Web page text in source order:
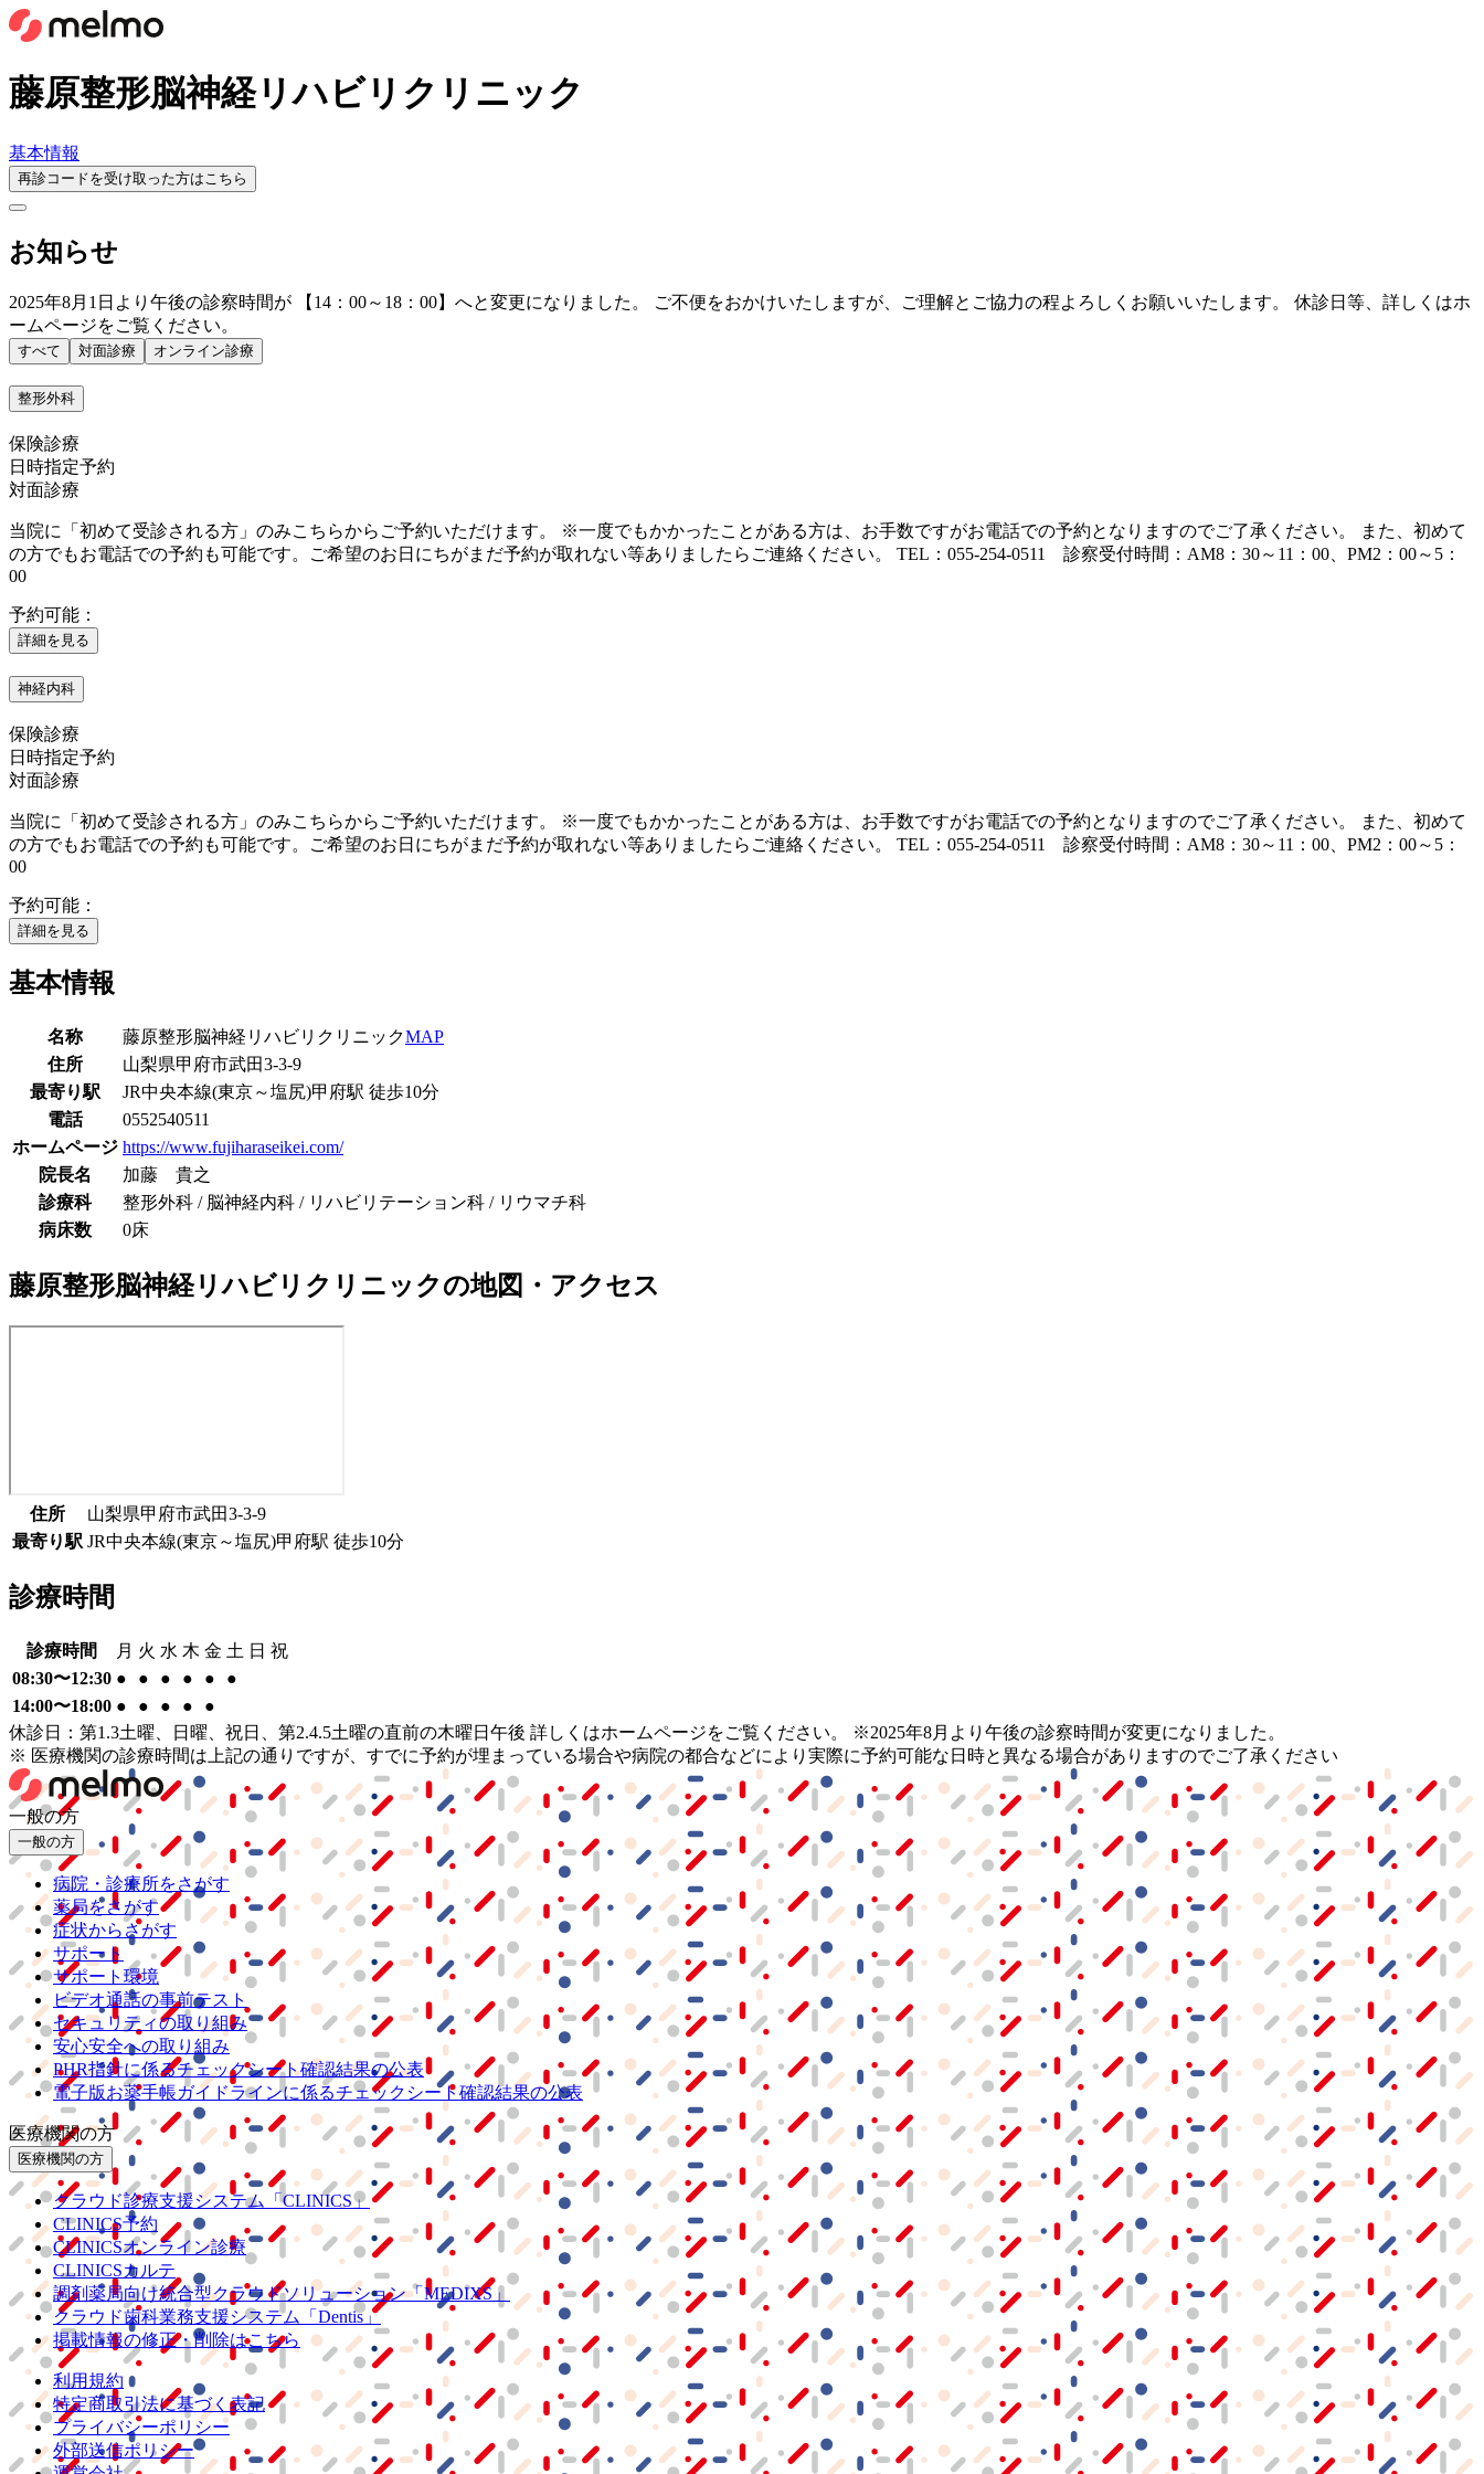
藤原整形脳神経リハビリクリニック
基本情報
再診コードを受け取った方はこちら
お知らせ
2025年8月1日より午後の診察時間が 【14：00～18：00】へと変更になりました。 ご不便をおかけいたしますが、ご理解とご協力の程よろしくお願いいたします。 休診日等、詳しくはホ
ームページをご覧ください。
すべて 対面診療 オンライン診療
整形外科
保険診療
日時指定予約
対面診療
当院に「初めて受診される方」のみこちらからご予約いただけます。 ※一度でもかかったことがある方は、お手数ですがお電話での予約となりますのでご了承ください。 また、初めて
の方でもお電話での予約も可能です。ご希望のお日にちがまだ予約が取れない等ありましたらご連絡ください。 TEL：055-254-0511 診察受付時間：AM8：30～11：00、PM2：00～5：
00
予約可能：
詳細を見る
神経内科
保険診療
日時指定予約
対面診療
当院に「初めて受診される方」のみこちらからご予約いただけます。 ※一度でもかかったことがある方は、お手数ですがお電話での予約となりますのでご了承ください。 また、初めて
の方でもお電話での予約も可能です。ご希望のお日にちがまだ予約が取れない等ありましたらご連絡ください。 TEL：055-254-0511 診察受付時間：AM8：30～11：00、PM2：00～5：
00
予約可能：
詳細を見る
基本情報
名称 藤原整形脳神経リハビリクリニックMAP
住所
山梨県甲府市武田3-3-9
最寄り駅
JR中央本線(東京～塩尻)甲府駅 徒歩10分
電話
0552540511
ホームページ https://www.fujiharaseikei.com/
院長名
加藤 貴之
診療科
整形外科 / 脳神経内科 / リハビリテーション科 / リウマチ科
病床数
0床
藤原整形脳神経リハビリクリニックの地図・アクセス
住所
山梨県甲府市武田3-3-9
最寄り駅 JR中央本線(東京～塩尻)甲府駅 徒歩10分
診療時間
診療時間 月 火 水 木 金 土 日 祝
08:30〜12:30 ● ● ● ● ●
●
14:00〜18:00 ● ● ● ●
●
休診日：第1.3土曜、日曜、祝日、第2.4.5土曜の直前の木曜日午後 詳しくはホームページをご覧ください。 ※2025年8月より午後の診察時間が変更になりました。
※ 医療機関の診療時間は上記の通りですが、すでに予約が埋まっている場合や病院の都合などにより実際に予約可能な日時と異なる場合がありますのでご了承ください
一般の方
一般の方
病院・診療所をさがす
薬局をさがす
症状からさがす
サポート
サポート環境
ビデオ通話の事前テスト
セキュリティの取り組み
安心安全への取り組み
PHR指針に係るチェックシート確認結果の公表
電子版お薬手帳ガイドラインに係るチェックシート確認結果の公表
医療機関の方
医療機関の方
クラウド診療支援システム
「CLINICS」
CLINICS予約
CLINICSオンライン診療
CLINICSカルテ
調剤薬局向け統合型クラウドソリューション「MEDIXS」
クラウド歯科業務支援システム
「Dentis」
掲載情報の修正・削除はこちら
利用規約
特定商取引法に基づく表記
プライバシーポリシー
外部送信ポリシー